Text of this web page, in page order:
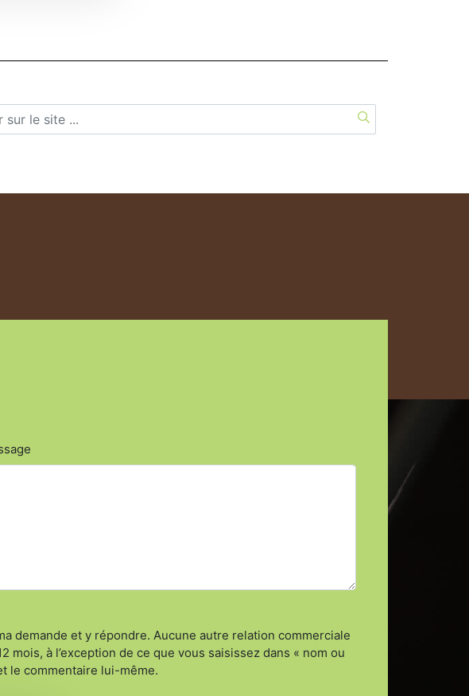
demande et y répondre. Aucune autre relation commerciale
à l’exception de ce que vous saisissez dans « nom ou
le commentaire lui-même.